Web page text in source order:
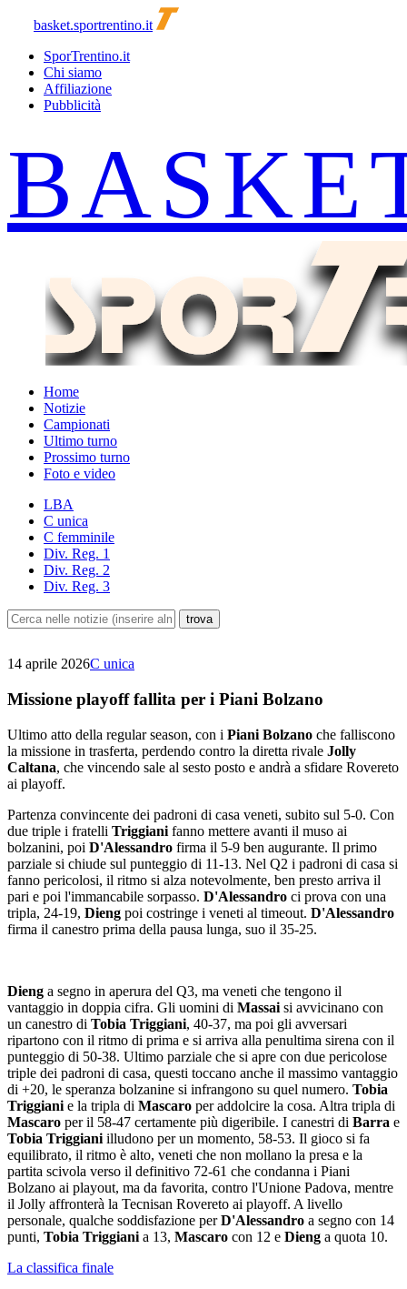
basket.sportrentino.it
SporTrentino.it
Chi siamo
Affiliazione
Pubblicità
Home
Notizie
Campionati
Ultimo turno
Prossimo turno
Foto e video
LBA
C unica
C femminile
Div. Reg. 1
Div. Reg. 2
Div. Reg. 3
14 aprile 2026C unica
Missione playoff fallita per i Piani Bolzano
Ultimo atto della regular season, con i Piani Bolzano che falliscono
la missione in trasferta, perdendo contro la diretta rivale Jolly
Caltana, che vincendo sale al sesto posto e andrà a sfidare Rovereto
ai playoff.
Partenza convincente dei padroni di casa veneti, subito sul 5-0. Con
due triple i fratelli Triggiani fanno mettere avanti il muso ai
bolzanini, poi D'Alessandro firma il 5-9 ben augurante. Il primo
parziale si chiude sul punteggio di 11-13. Nel Q2 i padroni di casa si
fanno pericolosi, il ritmo si alza notevolmente, ben presto arriva il
pari e poi l'immancabile sorpasso. D'Alessandro ci prova con una
tripla, 24-19, Dieng poi costringe i veneti al timeout. D'Alessandro
firma il canestro prima della pausa lunga, suo il 35-25.
Dieng a segno in aperura del Q3, ma veneti che tengono il
vantaggio in doppia cifra. Gli uomini di Massai si avvicinano con
un canestro di Tobia Triggiani, 40-37, ma poi gli avversari
ripartono con il ritmo di prima e si arriva alla penultima sirena con il
punteggio di 50-38. Ultimo parziale che si apre con due pericolose
triple dei padroni di casa, questi toccano anche il massimo vantaggio
di +20, le speranza bolzanine si infrangono su quel numero. Tobia
Triggiani e la tripla di Mascaro per addolcire la cosa. Altra tripla di
Mascaro per il 58-47 certamente più digeribile. I canestri di Barra e
Tobia Triggiani illudono per un momento, 58-53. Il gioco si fa
equilibrato, il ritmo è alto, veneti che non mollano la presa e la
partita scivola verso il definitivo 72-61 che condanna i Piani
Bolzano ai playout, ma da favorita, contro l'Unione Padova, mentre
il Jolly affronterà la Tecnisan Rovereto ai playoff. A livello
personale, qualche soddisfazione perD'Alessandro a segno con 14
punti, Tobia Triggiani a 13, Mascaro con 12 e Dieng a quota 10.
La classifica finale